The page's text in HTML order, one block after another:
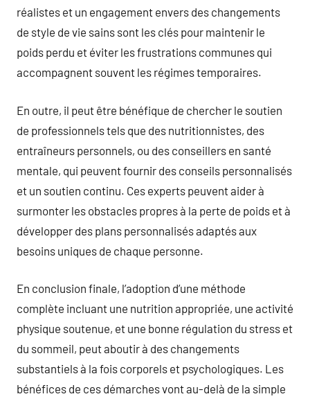
réalistes et un engagement envers des changements
de style de vie sains sont les clés pour maintenir le
poids perdu et éviter les frustrations communes qui
accompagnent souvent les régimes temporaires.
En outre, il peut être bénéfique de chercher le soutien
de professionnels tels que des nutritionnistes, des
entraîneurs personnels, ou des conseillers en santé
mentale, qui peuvent fournir des conseils personnalisés
et un soutien continu. Ces experts peuvent aider à
surmonter les obstacles propres à la perte de poids et à
développer des plans personnalisés adaptés aux
besoins uniques de chaque personne.
En conclusion finale, l’adoption d’une méthode
complète incluant une nutrition appropriée, une activité
physique soutenue, et une bonne régulation du stress et
du sommeil, peut aboutir à des changements
substantiels à la fois corporels et psychologiques. Les
bénéfices de ces démarches vont au-delà de la simple